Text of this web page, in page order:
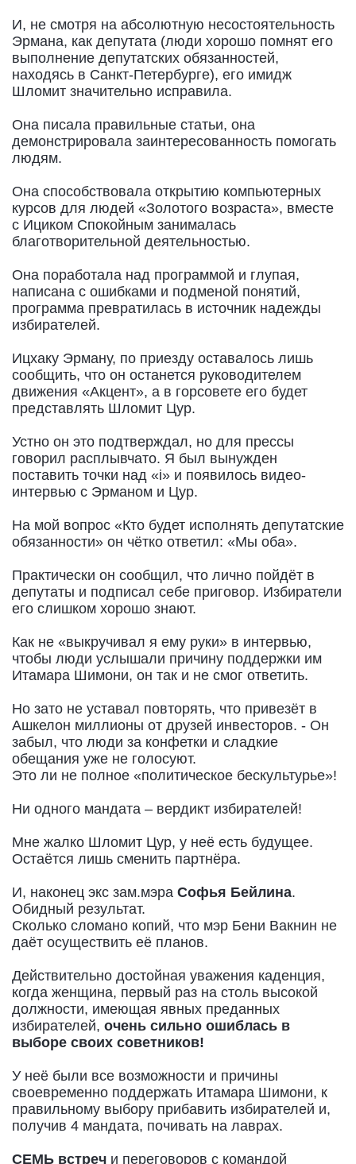
И, не смотря на абсолютную несостоятельность
Эрмана, как депутата (люди хорошо помнят его
выполнение депутатских обязанностей,
находясь в Санкт-Петербурге), его имидж
Шломит значительно исправила.
Она писала правильные статьи, она
демонстрировала заинтересованность помогать
людям.
Она способствовала открытию компьютерных
курсов для людей «Золотого возраста», вместе
с Ициком Спокойным занималась
благотворительной деятельностью.
Она поработала над программой и глупая,
написана с ошибками и подменой понятий,
программа превратилась в источник надежды
избирателей.
Ицхаку Эрману, по приезду оставалось лишь
сообщить, что он останется руководителем
движения «Акцент», а в горсовете его будет
представлять Шломит Цур.
Устно он это подтверждал, но для прессы
говорил расплывчато. Я был вынужден
поставить точки над «i» и появилось видео-
интервью с Эрманом и Цур.
На мой вопрос «Кто будет исполнять депутатские
обязанности» он чётко ответил: «Мы оба».
Практически он сообщил, что лично пойдёт в
депутаты и подписал себе приговор. Избиратели
его слишком хорошо знают.
Как не «выкручивал я ему руки» в интервью,
чтобы люди услышали причину поддержки им
Итамара Шимони, он так и не смог ответить.
Но зато не уставал повторять, что привезёт в
Ашкелон миллионы от друзей инвесторов. - Он
забыл, что люди за конфетки и сладкие
обещания уже не голосуют.
Это ли не полное «политическое бескультурье»!
Ни одного мандата – вердикт избирателей!
Мне жалко Шломит Цур, у неё есть будущее.
Остаётся лишь сменить партнёра.
И, наконец экс зам.мэра Софья Бейлина.
Обидный результат.
Сколько сломано копий, что мэр Бени Вакнин не
даёт осуществить её планов.
Действительно достойная уважения каденция,
когда женщина, первый раз на столь высокой
должности, имеющая явных преданных
избирателей, очень сильно ошиблась в
выборе своих советников!
У неё были все возможности и причины
своевременно поддержать Итамара Шимони, к
правильному выбору прибавить избирателей и,
получив 4 мандата, почивать на лаврах.
СЕМЬ встреч и переговоров с командой